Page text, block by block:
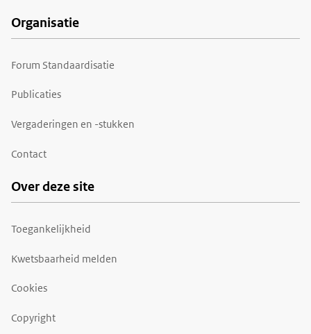
Organisatie
Forum Standaardisatie
Publicaties
Vergaderingen en -stukken
Contact
Over deze site
Toegankelijkheid
Kwetsbaarheid melden
Cookies
Copyright